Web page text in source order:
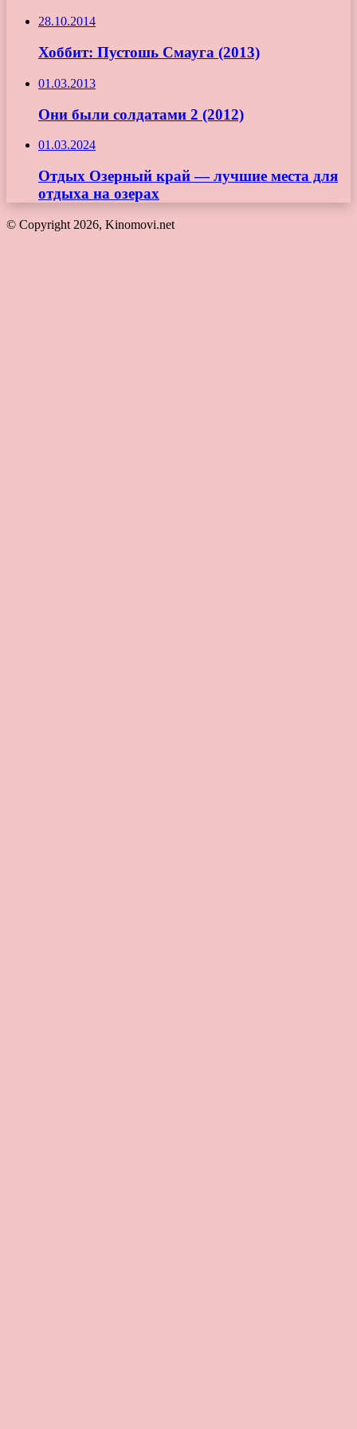
28.10.2014
Хоббит: Пустошь Смауга (2013)
01.03.2013
Они были солдатами 2 (2012)
01.03.2024
Отдых Озерный край — лучшие места для
отдыха на озерах
© Copyright 2026, Kinomovi.net